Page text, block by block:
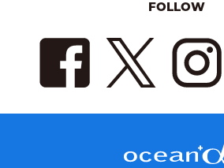
FOLLOW